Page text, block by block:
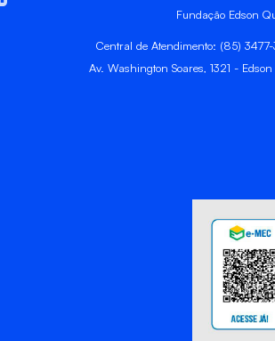
Fundação Edson
Central de Atendimento: (85)
Av. Washington Soares, 1321 -